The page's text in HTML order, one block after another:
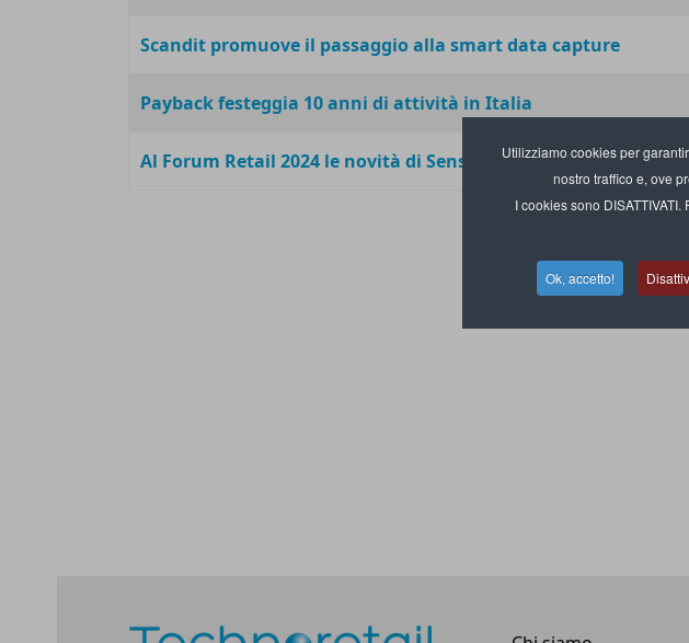
Utilizziamo cookies per
nostro traffico e, ove
I cookies sono
Ok, accetto!
Scandit promuove il passaggio alla smart data capture
Payback festeggia 10 anni di attività in Italia
Al Forum Retail 2024 le novità di Sensormatic Solutions per lo